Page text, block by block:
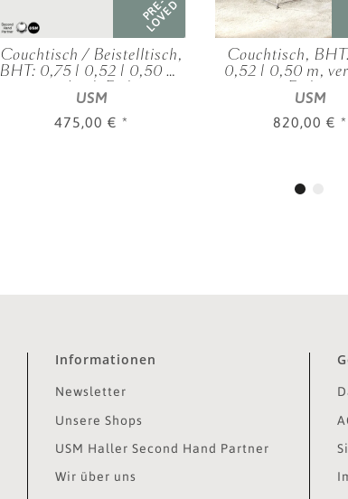
PRE-
LOVED
Couchtisch / Beistelltisch,
BHT: 0,75 | 0,52 | 0,50 m,
verschied. Farben
USM
475,00 € *
Couchtisch,
0,52 | 0,50 m,
Farben
USM
820,00 € *
Informationen
Newsletter
Unsere Shops
USM Haller Second Hand Partner
Wir über uns